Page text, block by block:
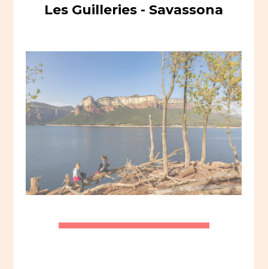
Les Guilleries - Savassona